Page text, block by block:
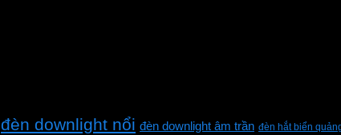
đèn downlight nổi đèn downlight âm trần đèn hắt biển